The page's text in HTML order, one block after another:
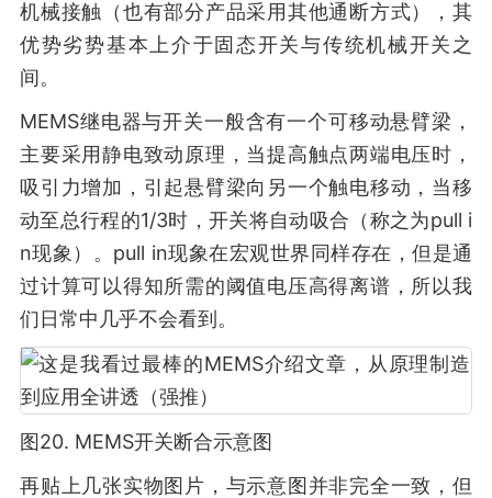
机械接触（也有部分产品采用其他通断方式），其
优势劣势基本上介于固态开关与传统机械开关之
间。
MEMS继电器与开关一般含有一个可移动悬臂梁，
主要采用静电致动原理，当提高触点两端电压时，
吸引力增加，引起悬臂梁向另一个触电移动，当移
动至总行程的1/3时，开关将自动吸合（称之为pull i
n现象）。pull in现象在宏观世界同样存在，但是通
过计算可以得知所需的阈值电压高得离谱，所以我
们日常中几乎不会看到。
图20. MEMS开关断合示意图
再贴上几张实物图片，与示意图并非完全一致，但